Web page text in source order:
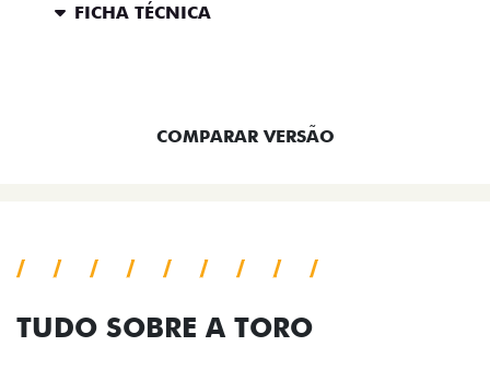
FICHA TÉCNICA
COMPARAR VERSÃO
TUDO SOBRE A TORO